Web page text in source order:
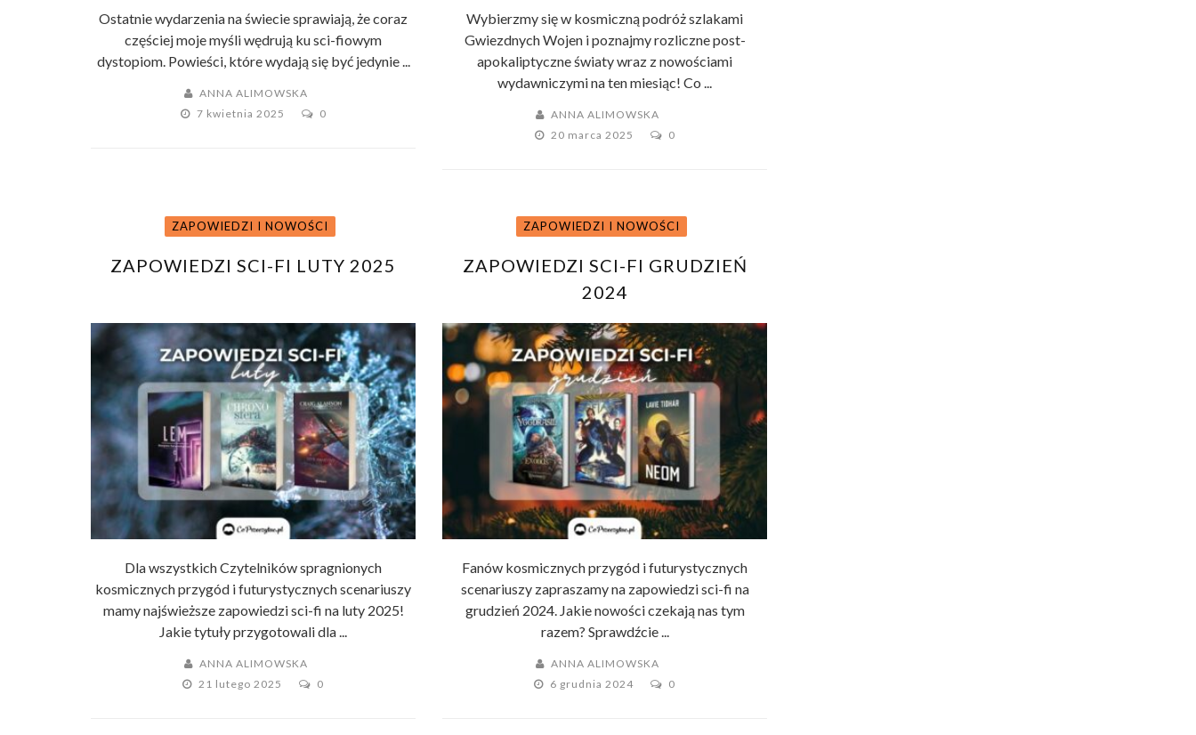
Ostatnie wydarzenia na świecie sprawiają, że coraz
częściej moje myśli wędrują ku sci-fiowym
dystopiom. Powieści, które wydają się być jedynie ...
ANNA ALIMOWSKA
7 kwietnia 2025
0
Wybierzmy się w kosmiczną podróż szlakami
Gwiezdnych Wojen i poznajmy rozliczne post-
apokaliptyczne światy wraz z nowościami
wydawniczymi na ten miesiąc! Co ...
ANNA ALIMOWSKA
20 marca 2025
0
ZAPOWIEDZI I NOWOŚCI
ZAPOWIEDZI SCI-FI LUTY 2025
Dla wszystkich Czytelników spragnionych
kosmicznych przygód i futurystycznych scenariuszy
mamy najświeższe zapowiedzi sci-fi na luty 2025!
Jakie tytuły przygotowali dla ...
ANNA ALIMOWSKA
21 lutego 2025
0
ZAPOWIEDZI I NOWOŚCI
ZAPOWIEDZI SCI-FI GRUDZIEŃ
2024
Fanów kosmicznych przygód i futurystycznych
scenariuszy zapraszamy na zapowiedzi sci-fi na
grudzień 2024. Jakie nowości czekają nas tym
razem? Sprawdźcie ...
ANNA ALIMOWSKA
6 grudnia 2024
0